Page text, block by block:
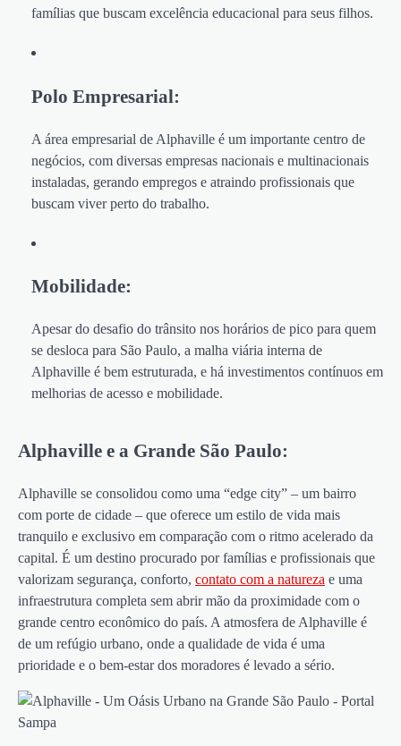
famílias que buscam excelência educacional para seus filhos.
Polo Empresarial:
A área empresarial de Alphaville é um importante centro de
negócios, com diversas empresas nacionais e multinacionais
instaladas, gerando empregos e atraindo profissionais que
buscam viver perto do trabalho.
Mobilidade:
Apesar do desafio do trânsito nos horários de pico para quem
se desloca para São Paulo, a malha viária interna de
Alphaville é bem estruturada, e há investimentos contínuos em
melhorias de acesso e mobilidade.
Alphaville e a Grande São Paulo:
Alphaville se consolidou como uma “edge city” – um bairro
com porte de cidade – que oferece um estilo de vida mais
tranquilo e exclusivo em comparação com o ritmo acelerado da
capital. É um destino procurado por famílias e profissionais que
valorizam segurança, conforto, contato com a natureza e uma
infraestrutura completa sem abrir mão da proximidade com o
grande centro econômico do país. A atmosfera de Alphaville é
de um refúgio urbano, onde a qualidade de vida é uma
prioridade e o bem-estar dos moradores é levado a sério.